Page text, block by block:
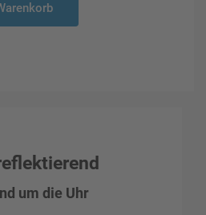
um die Uhr